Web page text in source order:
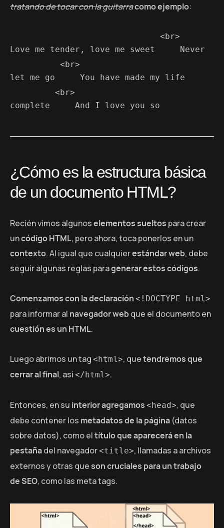
tratando de tocar con la guitarracomo ejemplo:
Love me tender, love me sweet
<br>
Never
let me go
<br>
You have made my life
complete
<br>
And I love you so
¿Cómo es la estructura básica
de un documento HTML?
Recién vimos algunoselementos sueltos para crear
uncódigo HTML, pero ahora, toca ponerlos en un
contexto. Al igual que cualquierestándar web, debe
seguir algunas reglas paragenerar estos códigos.
Comenzamos con la declaración <!DOCTYPE html>
para informar al navegador webque el documento en
cuestión es un HTML.
Luego abrimos un tag <html>, quetendremos que
cerrar al final, así</html>.
Entonces, en su interior agregamos <head>, que
debe contener los metadatos de la página (datos
sobre datos), como eltítulo que aparecerá en la
pestañadel navegador<title>, llamadas a archivos
externos y otras queson cruciales para un trabajo
de SEO, como las meta tags.